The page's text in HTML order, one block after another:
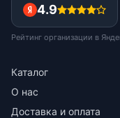
4.9
Рейтинг организации в
Каталог
О нас
Доставка и оплата